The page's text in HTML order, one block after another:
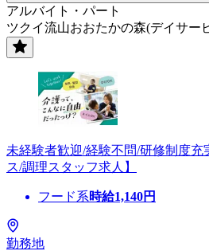
アルバイト・パート
ツクイ流山おおたかの森(デイサー
未経験者歓迎/経験不問/研修制度
ス/調理スタッフ求人】
フード系時給1,140円
勤務地